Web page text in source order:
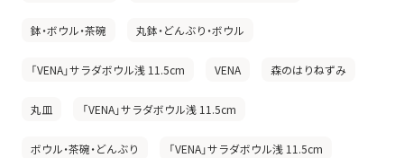
鉢・ボウル・茶碗 丸鉢・どんぶり・ボウル
「VENA」サラダボウル浅 11.5cm VENA 森のはりねずみ
丸皿 「VENA」サラダボウル浅 11.5cm
ボウル・茶碗・どんぶり 「VENA」サラダボウル浅 11.5cm